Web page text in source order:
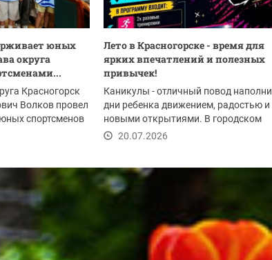
юных
округа
Красногорск
Волков провел
спортсменов
Лето в Красногорске - время для
ярких впечатлений и полезных
привычек!
Каникулы - отличный повод
дни ребенка движением, радостью и
новыми открытиями. В городском
округе...
20.07.2026